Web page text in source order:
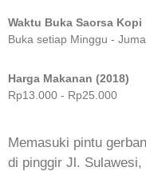
Waktu Buka Saorsa Kopi
Buka setiap Minggu -
Harga Makanan (2018)
Rp13.000 - Rp25.000
Memasuki pintu
di pinggir Jl. Sulawesi,